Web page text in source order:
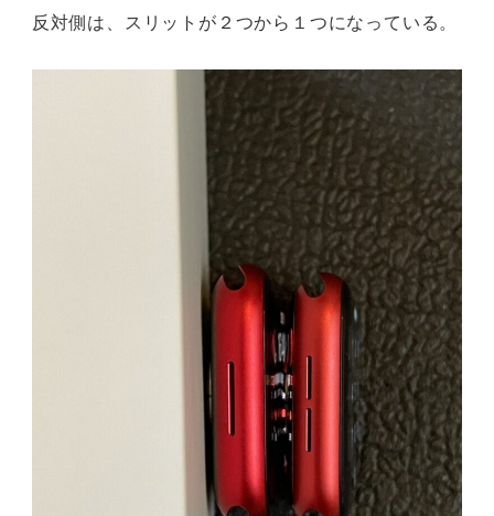
反対側は、スリットが２つから１つになっている。